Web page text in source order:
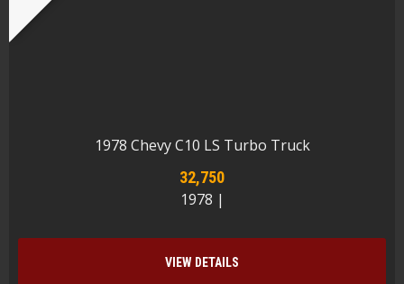
1978 Chevy C10 LS Turbo Truck
32,750
1978 |
VIEW DETAILS